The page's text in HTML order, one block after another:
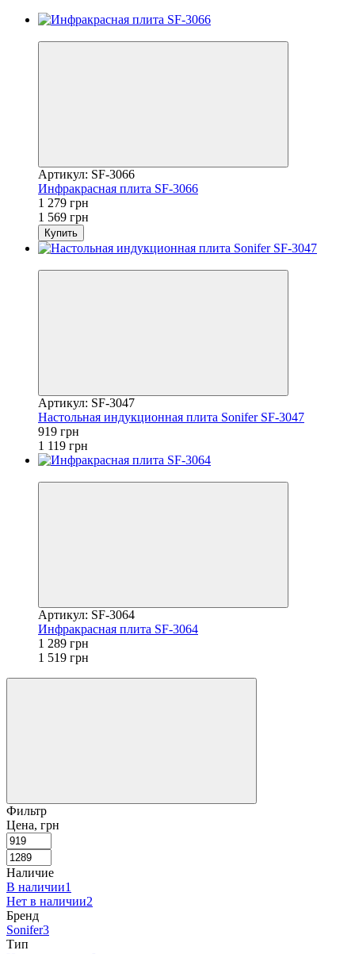
Артикул: SF-3066
Инфракрасная плита SF-3066
1 279 грн
1 569 грн
Купить
Артикул: SF-3047
Настольная индукционная плита Sonifer SF-3047
919 грн
1 119 грн
Артикул: SF-3064
Инфракрасная плита SF-3064
1 289 грн
1 519 грн
Фильтр
Цена, грн
Наличие
В наличии1
Нет в наличии2
Бренд
Sonifer3
Тип